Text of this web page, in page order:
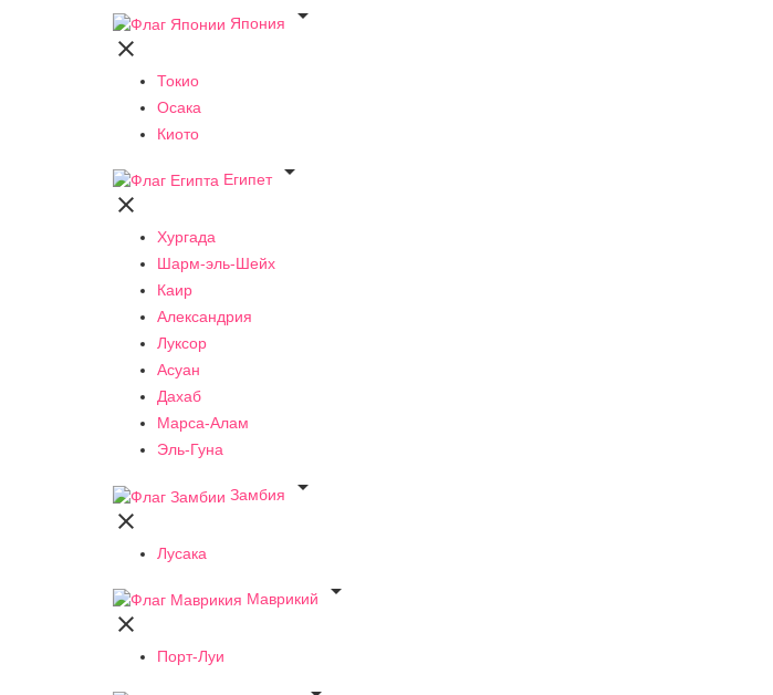
Япония


Токио
Осака
Киото
Египет


Хургада
Шарм-эль-Шейх
Каир
Александрия
Луксор
Асуан
Дахаб
Марса-Алам
Эль-Гуна
Замбия


Лусака
Маврикий


Порт-Луи